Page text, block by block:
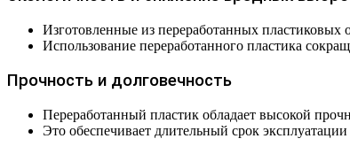
Изготовленные из переработанных пластиковых
Использование переработанного пластика
Прочность и долговечность
Переработанный пластик обладает высокой
Это обеспечивает длительный срок